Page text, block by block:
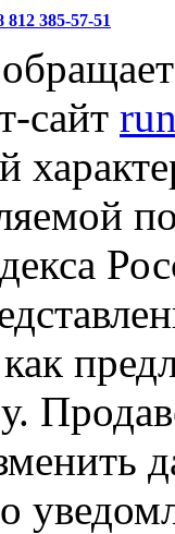
812 385-57-51
сайт
как